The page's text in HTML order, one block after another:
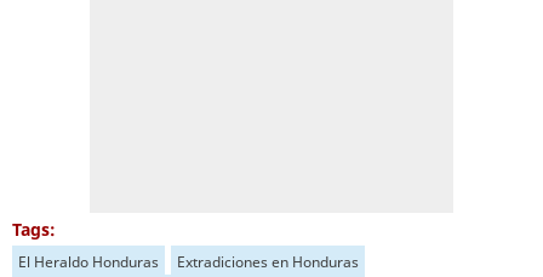
Tags:
El Heraldo Honduras
Extradiciones en Honduras